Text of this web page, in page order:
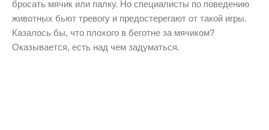
бросать мячик или палку. Но специалисты по поведению
животных бьют тревогу и предостерегают от такой игры.
Казалось бы, что плохого в беготне за мячиком?
Оказывается, есть над чем задуматься.